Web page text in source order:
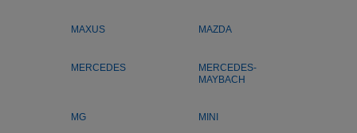
MAXUS MAZDA
MERCEDES
MERCEDES-
MAYBACH
MG MINI